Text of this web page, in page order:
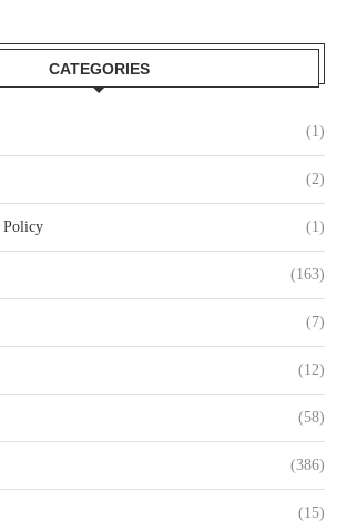
CATEGORIES
(1)
(2)
Policy (1)
(163)
(7)
(12)
(58)
(386)
(15)